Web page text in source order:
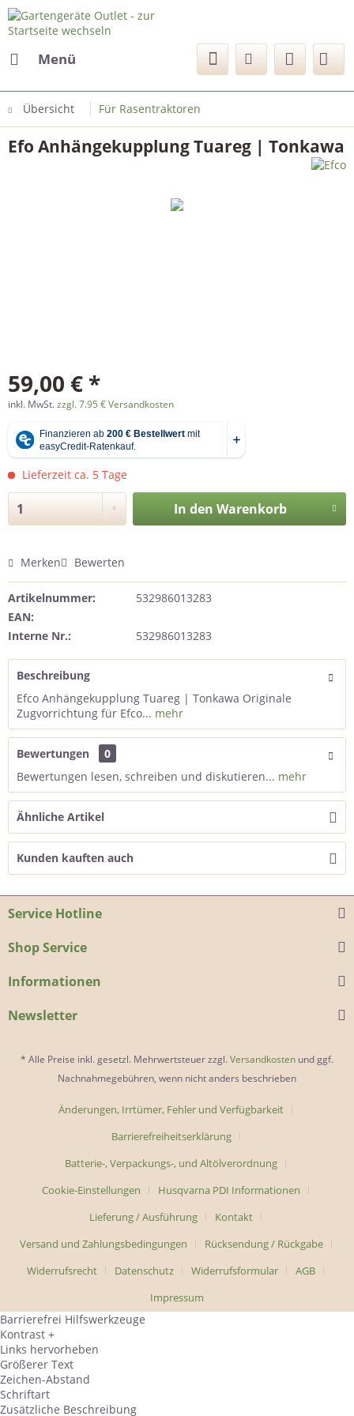
Menü
Übersicht Für Rasentraktoren
Efo Anhängekupplung Tuareg | Tonkawa
59,00 € *
inkl. MwSt.zzgl. 7.95 € Versandkosten
Lieferzeit ca. 5 Tage
In den Warenkorb
Merken Bewerten
Artikelnummer:
532986013283
EAN:
Interne Nr.:
532986013283
Beschreibung
Efco Anhängekupplung Tuareg | Tonkawa Originale
Zugvorrichtung für Efco... mehr
Bewertungen
0
Bewertungen lesen, schreiben und diskutieren... mehr
Ähnliche Artikel
Kunden kauften auch
Service Hotline
Shop Service
Informationen
Newsletter
* Alle Preise inkl. gesetzl. Mehrwertsteuer zzgl.Versandkosten und ggf.
Nachnahmegebühren, wenn nicht anders beschrieben
Änderungen, Irrtümer, Fehler und Verfügbarkeit
Barrierefreiheitserklärung
Batterie-, Verpackungs-, und Altölverordnung
Cookie-Einstellungen
Husqvarna PDI Informationen
Lieferung / Ausführung
Kontakt
Versand und Zahlungsbedingungen
Rücksendung / Rückgabe
Widerrufsrecht
Datenschutz Widerrufsformular
AGB
Impressum
Barrierefrei Hilfswerkzeuge
Kontrast +
Links hervorheben
Größerer Text
Zeichen-Abstand
Schriftart
Zusätzliche Beschreibung